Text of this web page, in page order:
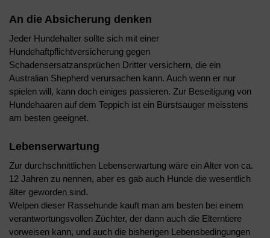
An die Absicherung denken
Jeder Hundehalter sollte sich mit einer
Hundehaftpflichtversicherung gegen
Schadensersatzansprüchen Dritter versichern, die ein
Australian Shepherd verursachen kann. Auch wenn er nur
spielen will, kann doch einiges passieren. Zur Beseitigung von
Hundehaaren auf dem Teppich ist ein Bürstsauger meisstens
am besten geeignet.
Lebenserwartung
Zur durchschnittlichen Lebenserwartung wäre ein Alter von ca.
12 Jahren zu nennen, aber es gab auch Hunde die wesentlich
älter geworden sind.
Welpen dieser Rassehunde kauft man am besten bei einem
verantwortungsvollen Züchter, der dann auch die Elterntiere
vorweisen kann, und auch die bisherigen Lebensbedingungen